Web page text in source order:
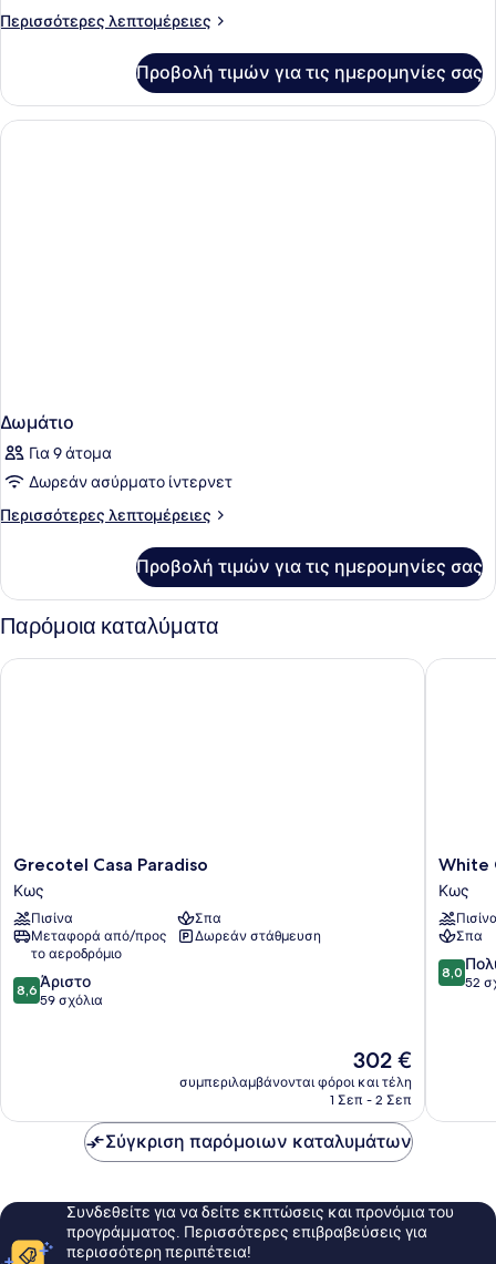
Περισσότερες λεπτομέρειες
Περισσότερες
Προβολή τιμών για τις ημερομηνίες σας
Δωμάτιο
Για 9 άτομα
Δωρεάν ασύρματο ίντερνετ
Περισσότερες λεπτομέρειες
Περισσότερες
Προβολή τιμών για τις ημερομηνίες σας
Παρόμοια καταλύματα
Grecotel
Casa
Paradiso
Κως
Grecotel Casa Paradiso
Κως
Πισίνα
Σπα
Μεταφορά από/προς
το αεροδρόμιο
Δωρεάν στάθμευση
8.6
στα
8,6 Άριστο
59 σχόλια
Η
τιμή
είναι
302 €
συμπεριλαμβάνονται φόροι και τέλη
1 Σεπ - 2 Σεπ
Grecotel Casa Paradiso
White
Olive
Marine
-
All
Inclusive
White
Κως
Σπα
8.0
στα
8,0
52
White
Σύγκριση παρόμοιων καταλυμάτων
Συνδεθείτε για να δείτε εκπτώσεις και προνόμια του
προγράμματος. Περισσότερες επιβραβεύσεις για
περισσότερη περιπέτεια!